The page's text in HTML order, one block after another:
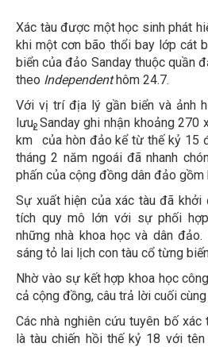
Xác tàu được một học sinh phát
khi một cơn bão thổi bay lớp cát
biển của đảo Sanday thuộc quần
theo Independenthôm 24.7.
Với vị trí địa lý gần biển và ảnh
lưu, Sanday ghi nhận khoảng 270
km
2
của hòn đảo kể từ thế kỷ 15
tháng 2 năm ngoái đã nhanh
phấn của cộng đồng dân đảo
Sự xuất hiện của xác tàu đã
tích quy mô lớn với sự phối
những nhà khoa học và dân
sáng tỏ lai lịch con tàu cổ từng
Nhờ vào sự kết hợp khoa học
cả cộng đồng, câu trả lời cuối
Các nhà nghiên cứu tuyên bố xác
là tàu chiến hồi thế kỷ 18 với